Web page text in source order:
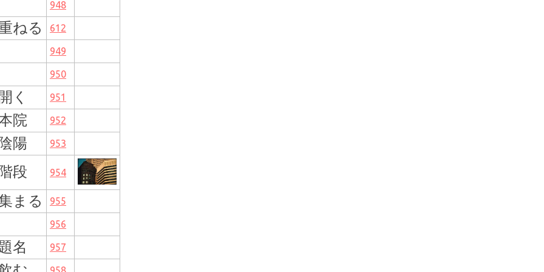
948
ねる 612
949
950
く 951
院 952
陽 953
段 954
まる 955
956
名 957